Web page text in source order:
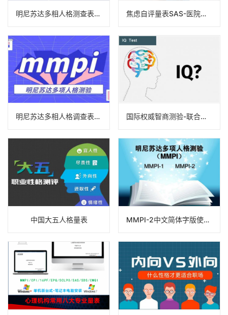
明尼苏达多相人格测查表成套测验（MMPI-B）-医院心理筛查专用版 焦虑自评量表SAS-医院同款心理检查
明尼苏达多相人格调查表（MMPI）应用服务指南 国际权威智商测验-联合型瑞文智力测验
中国大五人格量表 MMPI-2中文简体字版使用手册